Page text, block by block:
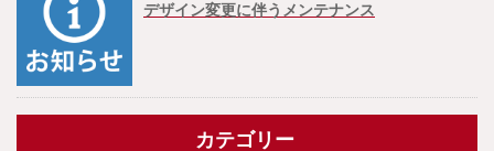
デザイン変更に伴うメンテナンス
カテゴリー